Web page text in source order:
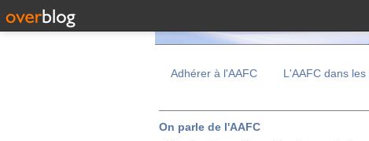
Adhérer à l'AAFC L'AAFC dans
On parle de l'AAFC